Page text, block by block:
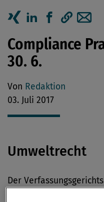
Seiteninhalt
Artikel auf Xing
Artikel auf
Artikel auf
Compliance
30. 6.
Von Redaktion
03. Juli 2017
Umweltrecht
Der